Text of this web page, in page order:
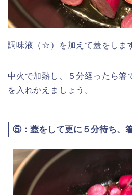
調味液（☆）を加えて蓋をしま
中火で加熱し、５分経ったら箸
を入れかえましょう。
⑤：蓋をして更に５分待ち、